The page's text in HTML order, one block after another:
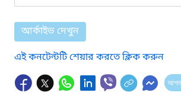
আর্কাইভ দেখুন
এই কনটেন্টটি শেয়ার করতে ক্লিক করুন